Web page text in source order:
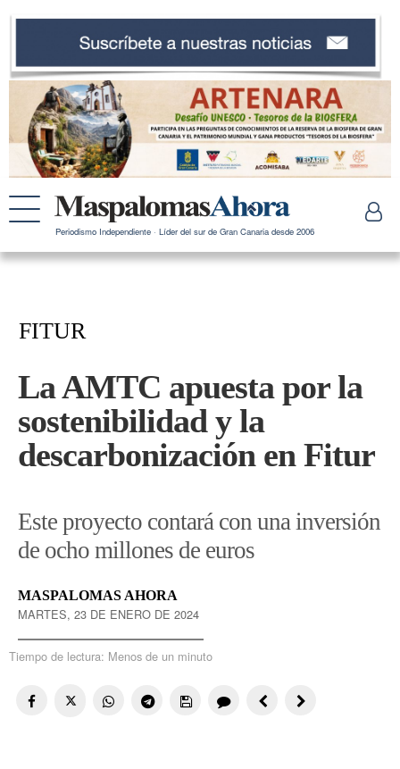
Periodismo Independiente · Líder del sur de Gran Canaria desde 2006
FITUR
La AMTC apuesta por la
sostenibilidad y la
descarbonización en Fitur
Este proyecto contará con una inversión
de ocho millones de euros
MASPALOMAS AHORA
MARTES, 23 DE ENERO DE 2024
Tiempo de lectura: Menos de un minuto